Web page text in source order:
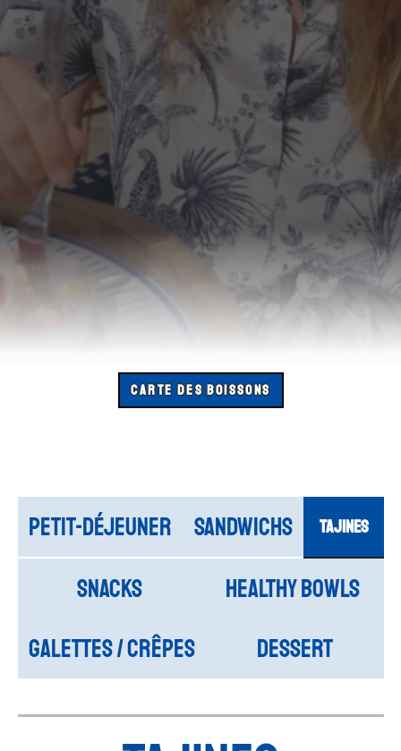
Petit-déjeuner SANDWICHS TAJINES
SNACKS
HEALTHY BOWLS
GALETTES / CRÊPES
DESSERT
CARTE DES BOISSONS